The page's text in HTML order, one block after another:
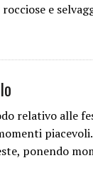
e
relativo alle
ponendo